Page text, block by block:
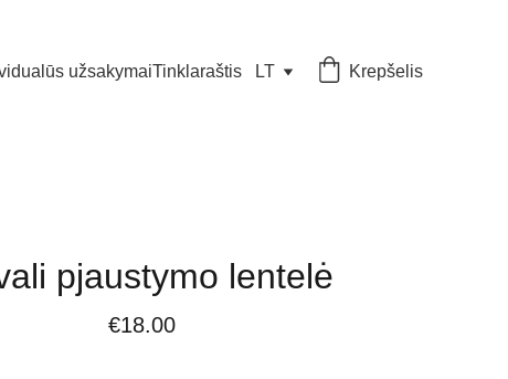
užsakymaiTinklaraštis LT Krepšelis
pjaustymo lentelė
€18.00